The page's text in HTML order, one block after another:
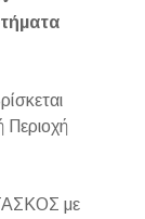
Περιοχή
με